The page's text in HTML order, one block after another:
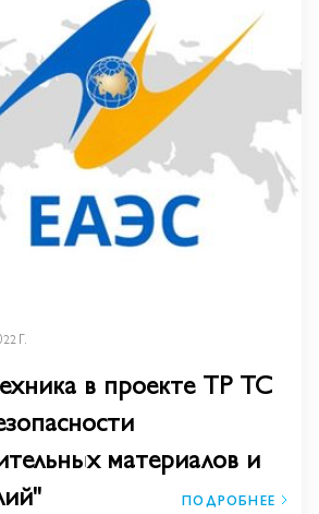
Г.
в проекте ТР ТС
материалов и
ПОДРОБНЕЕ